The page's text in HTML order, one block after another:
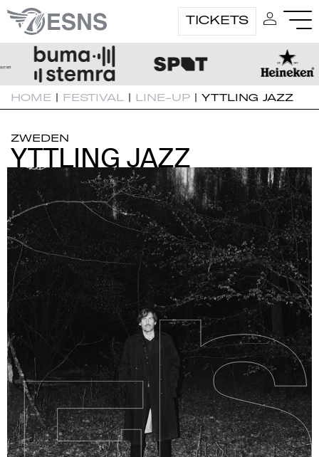
TICKETS
HOME | FESTIVAL | LINE-UP | YTTLING JAZZ
ZWEDEN
YTTLING JAZZ
YTTLING JAZZ